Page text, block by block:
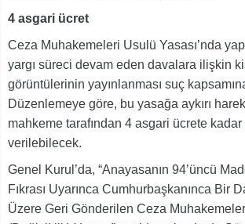
4 asgari ücret
Ceza Muhakemeleri Usulü Yasası’nda
yargı süreci devam eden davalara ilişkin
görüntülerinin yayınlanması suç
Düzenlemeye göre, bu yasağa aykırı
mahkeme tarafından 4 asgari ücrete kadar
verilebilecek.
Genel Kurul’da, “Anayasanın 94’üncü
Fıkrası Uyarınca Cumhurbaşkanınca Bir
Üzere Geri Gönderilen Ceza